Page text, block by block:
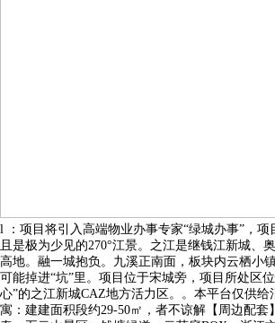
l ：项目将引入高端物业办事专家“绿城办事”，项
且是极为少见的270°江景。之江是继钱江新城、
高地。融一城抱负。九溪正南面，板块内云栖小
可能掉进“坑”里。项目位于宋城旁，项目所处区
心”的之江新城CAZ地方活力区。。本平台仅供
寓：建建面积段约29-50㎡，者不谅解【周边配套